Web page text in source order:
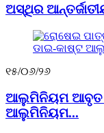
ଅସ୍ଥିର
୧୫/୦୬/୨୬
ଆଲୁମିନିୟମ ଆବୃତ
ଆଲୁମିନିୟମ...